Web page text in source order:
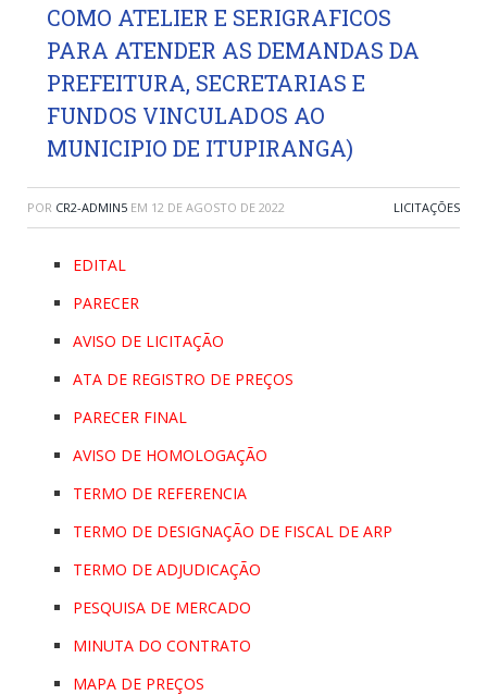
COMO ATELIER E SERIGRAFICOS
PARA ATENDER AS DEMANDAS DA
PREFEITURA, SECRETARIAS E
FUNDOS VINCULADOS AO
MUNICIPIO DE ITUPIRANGA)
POR CR2-ADMIN5 EM 12 DE AGOSTO DE 2022 LICITAÇÕES
EDITAL
PARECER
AVISO DE LICITAÇÃO
ATA DE REGISTRO DE PREÇOS
PARECER FINAL
AVISO DE HOMOLOGAÇÃO
TERMO DE REFERENCIA
TERMO DE DESIGNAÇÃO DE FISCAL DE ARP
TERMO DE ADJUDICAÇÃO
PESQUISA DE MERCADO
MINUTA DO CONTRATO
MAPA DE PREÇOS